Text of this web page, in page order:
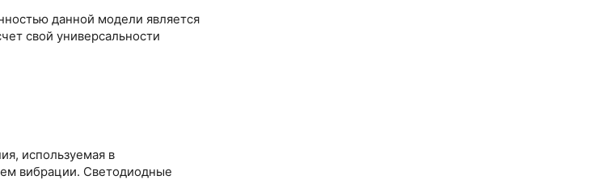
данной модели является
свой универсальности
используемая в
вибрации. Светодиодные